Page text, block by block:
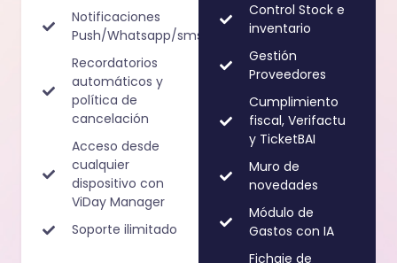
Notificaciones
Push/Whatsapp/sms
Recordatorios
automáticos y
política de
cancelación
Acceso desde
cualquier
dispositivo con
ViDay Manager
Soporte ilimitado
Control Stock e
inventario
Gestión
Proveedores
Cumplimiento
fiscal, Verifactu
y TicketBAI
Muro de
novedades
Módulo de
Gastos con IA
Fichaje de